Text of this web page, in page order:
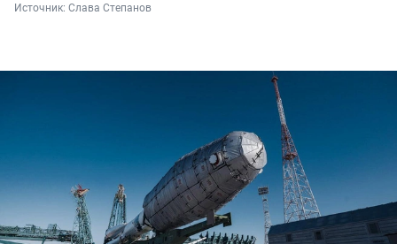
Источник: Слава Степанов